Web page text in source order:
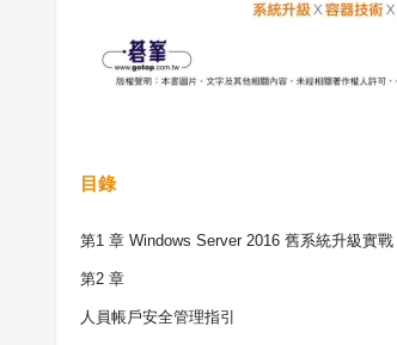
目錄
第1 章 Windows Server 2016 舊系統升級實戰
第2 章
人員帳戶安全管理指引